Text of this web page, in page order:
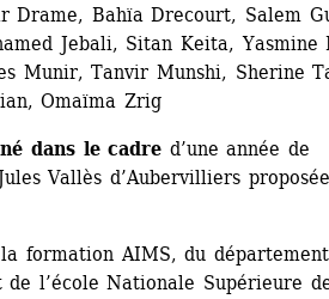
Drame, Bahïa Drecourt, Salem
Jebali, Sitan Keita, Yasmine
Munir, Tanvir Munshi, Sherine
Omaïma Zrig
dans le cadre d’une année de
Vallès d’Aubervilliers
formation AIMS, du
de l’école Nationale Supérieure